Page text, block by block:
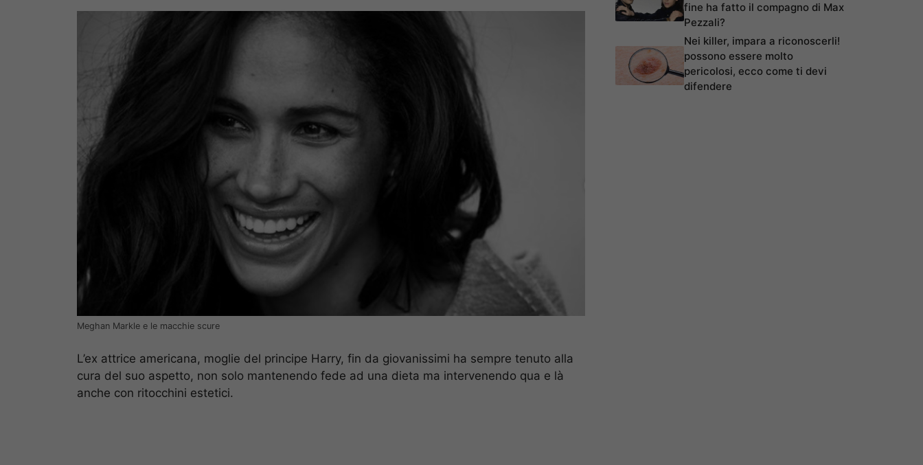
Meghan Markle e le macchie scure
L’ex attrice americana, moglie del principe Harry, fin da giovanissimi ha sempre tenuto alla
cura del suo aspetto, non solo mantenendo fede ad una dieta ma intervenendo qua e là
anche con ritocchini estetici.
fine ha fatto il compagno di Max
Pezzali?
Nei killer, impara a riconoscerli!
possono essere molto
pericolosi, ecco come ti devi
difendere